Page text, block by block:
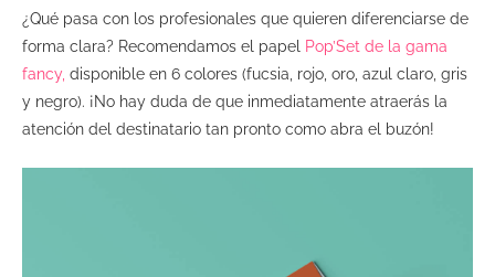
¿Qué pasa con los profesionales que quieren diferenciarse de
forma clara? Recomendamos el papel
Pop’Set de la gama
fancy, disponible en 6 colores (fucsia, rojo, oro, azul claro, gris
y negro). ¡No hay duda de que inmediatamente atraerás la
atención del destinatario tan pronto como abra el buzón!